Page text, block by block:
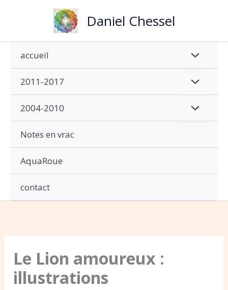
Daniel Chessel
accueil
2011-2017
2004-2010
Notes en vrac
AquaRoue
contact
Le Lion amoureux :
illustrations